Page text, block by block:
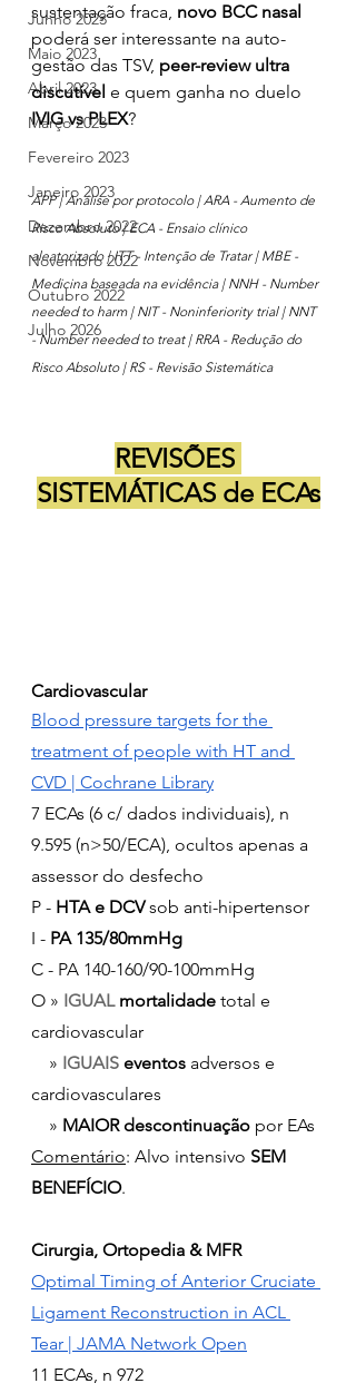
Junho 2023
Maio 2023
Abril 2023
Março 2023
Fevereiro 2023
Janeiro 2023
Dezembro 2022
Novembro 2022
Outubro 2022
Julho 2026
sustentação fraca, novo BCC nasal
poderá ser interessante na auto-
gestão das TSV, peer-review ultra
discutível e quem ganha no duelo
IVIG vs PLEX?
APP | Análise por protocolo | ARA - Aumento de
Risco Absoluto | ECA - Ensaio clínico
aleatorizado | ITT - Intenção de Tratar | MBE -
Medicina baseada na evidência | NNH - Number
needed to harm | NIT - Noninferiority trial | NNT
- Number needed to treat | RRA - Redução do
Risco Absoluto | RS - Revisão Sistemática
REVISÕES
SISTEMÁTICAS de ECAs
Cardiovascular
Blood pressure targets for the
treatment of people with HT and
CVD | Cochrane Library
7 ECAs (6 c/ dados individuais), n
9.595 (n>50/ECA), ocultos apenas a
assessor do desfecho
P - HTA e DCV sob anti-hipertensor
I - PA 135/80mmHg
C - PA 140-160/90-100mmHg
O » IGUAL mortalidade total e
cardiovascular
    »
IGUAIS eventos adversos e
cardiovasculares
    »
MAIOR descontinuação por EAs
Comentário: Alvo intensivo SEM
BENEFÍCIO.
Cirurgia, Ortopedia & MFR
Optimal Timing of Anterior Cruciate
Ligament Reconstruction in ACL
Tear | JAMA Network Open
11 ECAs, n 972